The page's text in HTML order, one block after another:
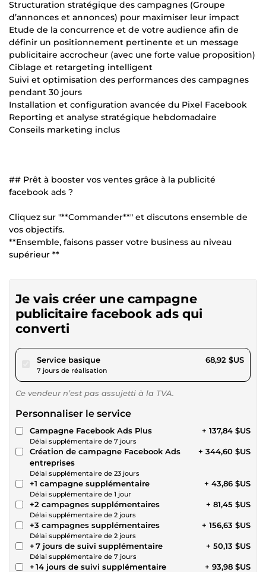
Structuration stratégique des campagnes (Groupe
d’annonces et annonces) pour maximiser leur impact
Etude de la concurrence et de votre audience afin de
définir un positionnement pertinente et un message
publicitaire accrocheur (avec une forte value proposition)
Ciblage et retargeting intelligent
Suivi et optimisation des performances des campagnes
pendant 30 jours
Installation et configuration avancée du Pixel Facebook
Reporting et analyse stratégique hebdomadaire
Conseils marketing inclus
## Prêt à booster vos ventes grâce à la publicité
facebook ads ?
Cliquez sur "**Commander**" et discutons ensemble de
vos objectifs.
**Ensemble, faisons passer votre business au niveau
supérieur **
Je vais créer une campagne
publicitaire facebook ads qui
converti
Service basiquepour 63,52 $US
7 jours de réalisation
68,92 $US
Ce vendeur n’est pas assujetti à la TVA.
Personnaliser le service
Campagne Facebook Ads Plus
Délai supplémentaire de 7 jours
+ 137,84 $US
Création de campagne Facebook Ads
entreprises
Délai supplémentaire de 23 jours
+ 344,60 $US
+1 campagne supplémentaire
Délai supplémentaire de 1 jour
+ 43,86 $US
+2 campagnes supplémentaires
Délai supplémentaire de 2 jours
+ 81,45 $US
+3 campagnes supplémentaires
Délai supplémentaire de 2 jours
+ 156,63 $US
+ 7 jours de suivi supplémentaire
Délai supplémentaire de 7 jours
+ 50,13 $US
+ 14 jours de suivi supplémentaire + 93,98 $US